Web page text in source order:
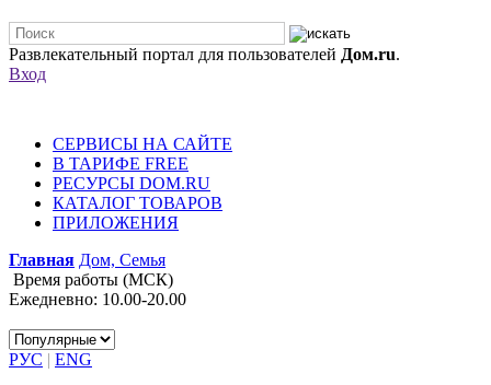
Развлекательный портал для пользователей Дом.ru.
Вход
СЕРВИСЫ НА САЙТЕ
В ТАРИФЕ FREE
РЕСУРСЫ DOM.RU
КАТАЛОГ ТОВАРОВ
ПРИЛОЖЕНИЯ
Главная Дом, Семья
Время работы (МСК)
Ежедневно: 10.00-20.00
РУС | ENG